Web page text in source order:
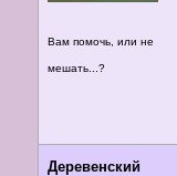
Вам помочь, или не
мешать...?
Деревенский